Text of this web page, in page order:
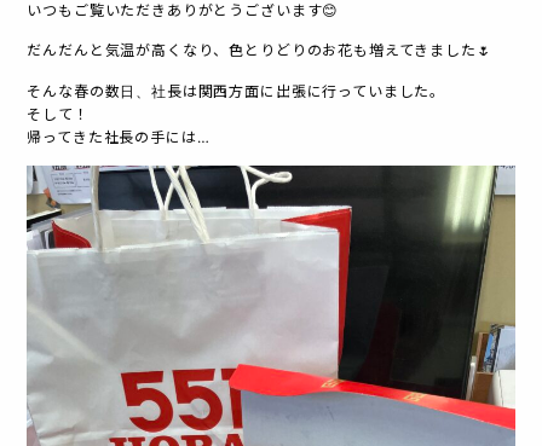
いつもご覧いただきありがとうございます😊
だんだんと気温が高くなり、色とりどりのお花も増えてきました🌷
そんな春の数日、社長は関西方面に出張に行っていました。
そして！
帰ってきた社長の手には…